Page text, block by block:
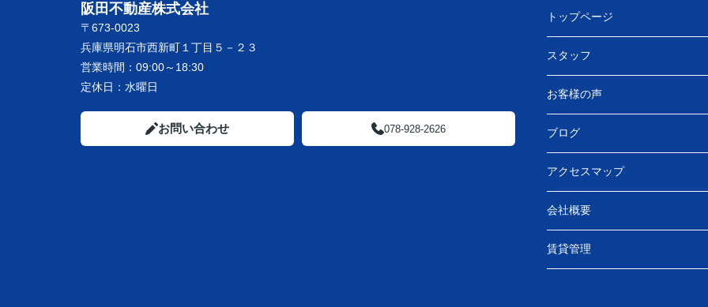
阪田不動産株式会社
〒673-0023
兵庫県明石市西新町１丁目５－２３
営業時間： 09:00～18:30
定休日： 水曜日
お問い合わせ 078-928-2626
トップページ
スタッフ
お客様の声
ブログ
アクセスマップ
会社概要
賃貸管理